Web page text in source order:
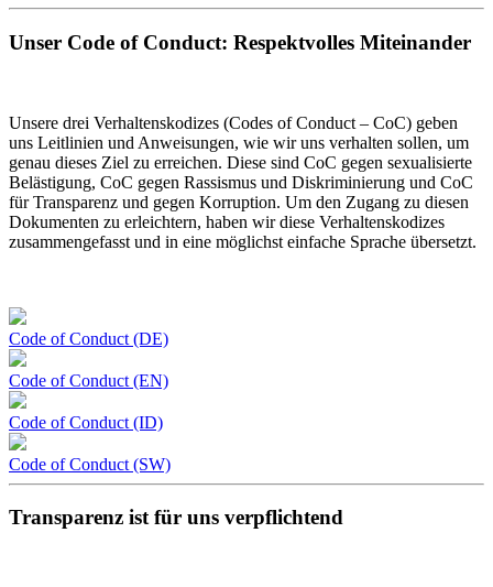
Unser Code of Conduct: Respektvolles Miteinander
Unsere drei Verhaltenskodizes (Codes of Conduct – CoC) geben
uns Leitlinien und Anweisungen, wie wir uns verhalten sollen, um
genau dieses Ziel zu erreichen. Diese sind CoC gegen sexualisierte
Belästigung, CoC gegen Rassismus und Diskriminierung und CoC
für Transparenz und gegen Korruption. Um den Zugang zu diesen
Dokumenten zu erleichtern, haben wir diese Verhaltenskodizes
zusammengefasst und in eine möglichst einfache Sprache übersetzt.
Code of Conduct (DE)
Code of Conduct (EN)
Code of Conduct (ID)
Code of Conduct (SW)
Transparenz ist für uns verpflichtend